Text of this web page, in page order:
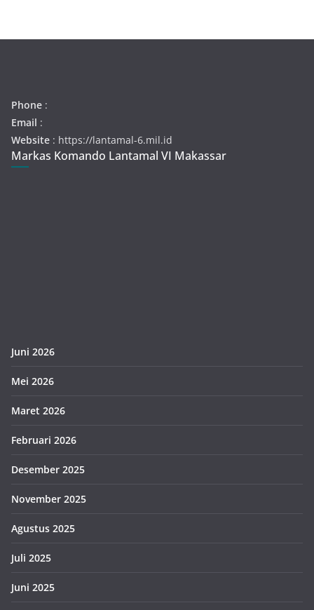
Phone :
Email :
Website : https://lantamal-6.mil.id
Markas Komando Lantamal VI Makassar
Juni 2026
Mei 2026
Maret 2026
Februari 2026
Desember 2025
November 2025
Agustus 2025
Juli 2025
Juni 2025